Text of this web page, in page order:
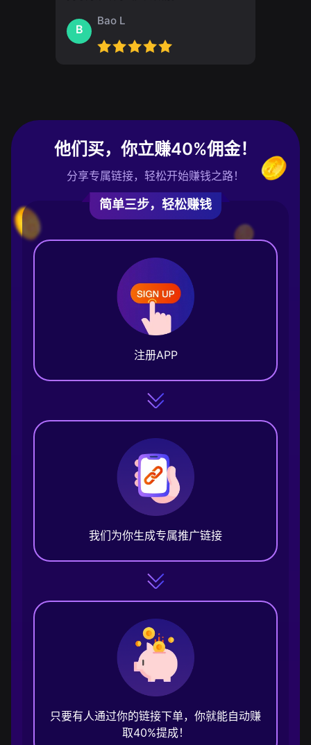
B
Bao L
他们买，你立赚40%佣金！
分享专属链接，轻松开始赚钱之路！
简单三步，轻松赚钱
注册APP
我们为你生成专属推广链接
只要有人通过你的链接下单，你就能自动赚
取40%提成！